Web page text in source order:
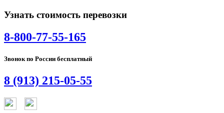
Узнать стоимость перевозки
8-800-77-55-165
Звонок по России бесплатный
8 (913) 215-05-55